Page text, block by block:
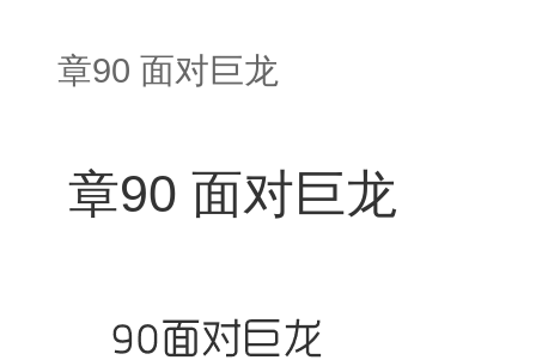
章90 面对巨龙
章90 面对巨龙